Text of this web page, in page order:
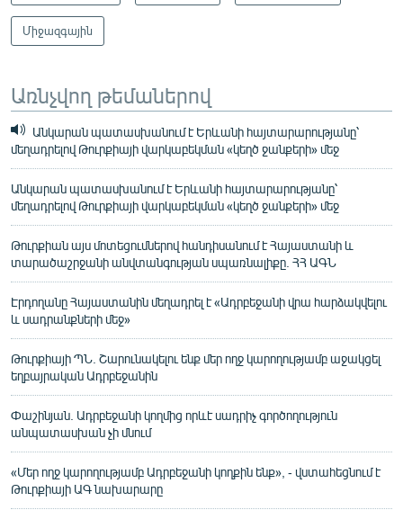
Միջազգային
Առնչվող թեմաներով
Անկարան պատասխանում է Երևանի հայտարարությանը՝
մեղադրելով Թուրքիայի վարկաբեկման «կեղծ ջանքերի» մեջ
Անկարան պատասխանում է Երևանի հայտարարությանը՝
մեղադրելով Թուրքիայի վարկաբեկման «կեղծ ջանքերի» մեջ
Թուրքիան այս մոտեցումներով հանդիսանում է Հայաստանի և
տարածաշրջանի անվտանգության սպառնալիքը. ՀՀ ԱԳՆ
Էրդողանը Հայաստանին մեղադրել է «Ադրբեջանի վրա հարձակվելու
և սադրանքների մեջ»
Թուրքիայի ՊՆ. Շարունակելու ենք մեր ողջ կարողությամբ աջակցել
եղբայրական Ադրբեջանին
Փաշինյան. Ադրբեջանի կողմից որևէ սադրիչ գործողություն
անպատասխան չի մնում
«Մեր ողջ կարողությամբ Ադրբեջանի կողքին ենք», - վստահեցնում է
Թուրքիայի ԱԳ նախարարը